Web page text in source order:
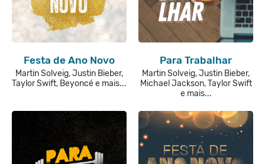
Festa de Ano Novo
Martin Solveig, Justin Bieber,
Taylor Swift, Beyoncé e mais...
Para Trabalhar
Martin Solveig, Justin Bieber,
Michael Jackson, Taylor Swift
e mais...